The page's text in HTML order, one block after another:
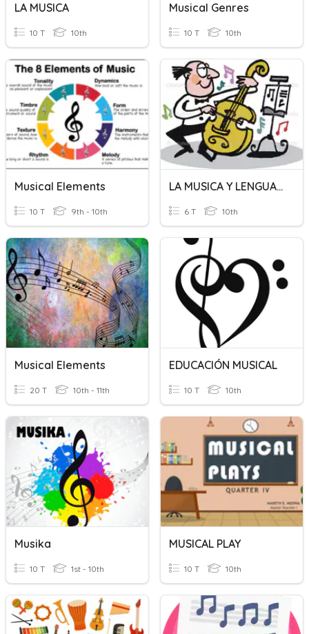
LA MUSICA
10 T 10th
Musical Genres
10 T 10th
Musical Elements
10 T 9th - 10th
LA MUSICA Y LENGUAJE MUSICAL
6 T 10th
Musical Elements
20 T 10th - 11th
EDUCACIÓN MUSICAL
10 T 10th
Musika
10 T 1st - 10th
MUSICAL PLAY
10 T 10th